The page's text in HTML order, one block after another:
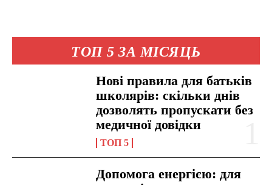
ТОП 5 ЗА МІСЯЦЬ
Нові правила для батьків
школярів: скільки днів
дозволять пропускати без
медичної довідки
ТОП 5
Допомога енергією: для